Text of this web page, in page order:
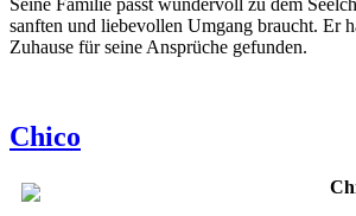
sanften und liebevollen Umgang braucht. Er
Zuhause für seine Ansprüche gefunden.
Chico